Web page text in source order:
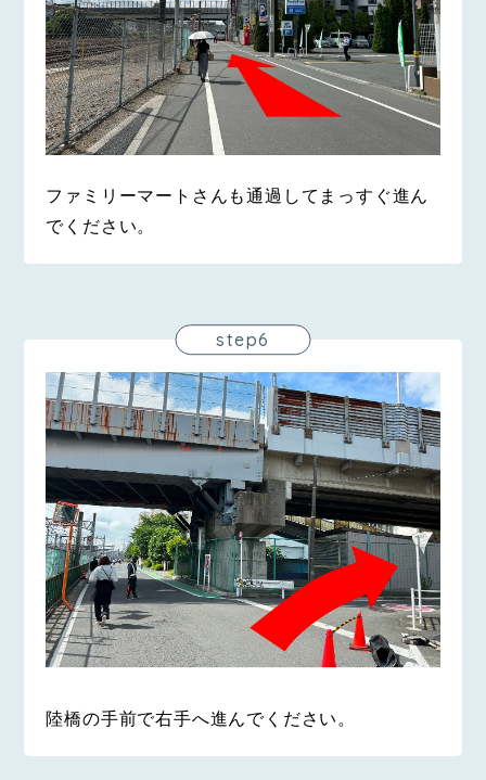
ファミリーマートさんも通過してまっすぐ進ん
でください。
step6
陸橋の手前で右手へ進んでください。